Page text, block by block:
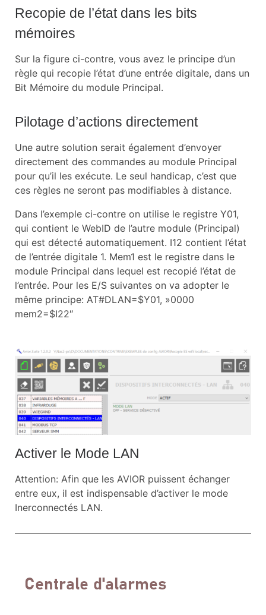
Recopie de l’état dans les bits
mémoires
Sur la figure ci-contre, vous avez le principe d’un
règle qui recopie l’état d’une entrée digitale, dans un
Bit Mémoire du module Principal.
Pilotage d’actions directement
Une autre solution serait également d’envoyer
directement des commandes au module Principal
pour qu’il les exécute. Le seul handicap, c’est que
ces règles ne seront pas modifiables à distance.
Dans l’exemple ci-contre on utilise le registre Y01,
qui contient le WebID de l’autre module (Principal)
qui est détecté automatiquement. I12 contient l’état
de l’entrée digitale 1. Mem1 est le registre dans le
module Principal dans lequel est recopié l’état de
l’entrée. Pour les E/S suivantes on va adopter le
même principe: AT#DLAN=$Y01, »0000
mem2=$I22″
Activer le Mode LAN
Attention: Afin que les AVIOR puissent échanger
entre eux, il est indispensable d’activer le mode
Inerconnectés LAN.